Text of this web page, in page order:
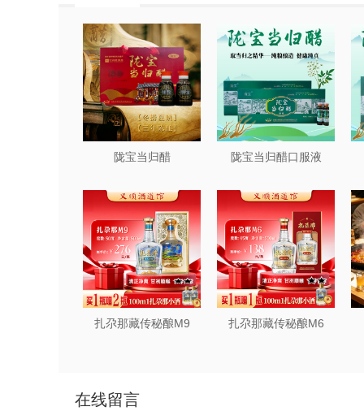
陇宝当归醋 陇宝当归醋口服液
扎尕那藏传秘酿M9 扎尕那藏传秘酿M6
在线留言